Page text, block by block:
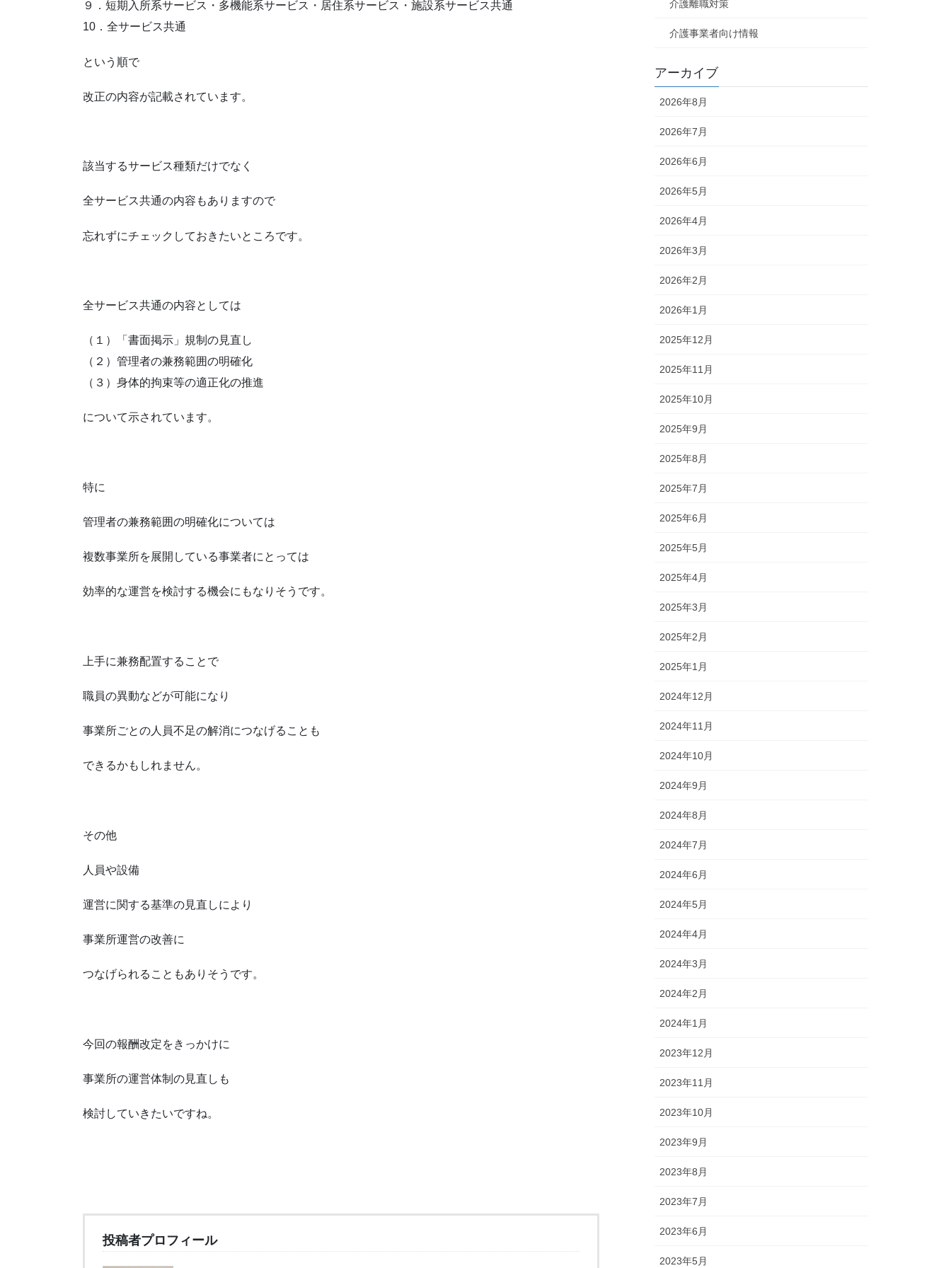
９．短期入所系サービス・多機能系サービス・居住系サービス・施設系サービス共通
10．全サービス共通
という順で
改正の内容が記載されています。
該当するサービス種類だけでなく
全サービス共通の内容もありますので
忘れずにチェックしておきたいところです。
全サービス共通の内容としては
（１）「書面掲示」規制の見直し
（２）管理者の兼務範囲の明確化
（３）身体的拘束等の適正化の推進
について示されています。
特に
管理者の兼務範囲の明確化については
複数事業所を展開している事業者にとっては
効率的な運営を検討する機会にもなりそうです。
上手に兼務配置することで
職員の異動などが可能になり
事業所ごとの人員不足の解消につなげることも
できるかもしれません。
その他
人員や設備
運営に関する基準の見直しにより
事業所運営の改善に
つなげられることもありそうです。
今回の報酬改定をきっかけに
事業所の運営体制の見直しも
検討していきたいですね。
投稿者プロフィール
介護離職対策
介護事業者向け情報
アーカイブ
2026年8月
2026年7月
2026年6月
2026年5月
2026年4月
2026年3月
2026年2月
2026年1月
2025年12月
2025年11月
2025年10月
2025年9月
2025年8月
2025年7月
2025年6月
2025年5月
2025年4月
2025年3月
2025年2月
2025年1月
2024年12月
2024年11月
2024年10月
2024年9月
2024年8月
2024年7月
2024年6月
2024年5月
2024年4月
2024年3月
2024年2月
2024年1月
2023年12月
2023年11月
2023年10月
2023年9月
2023年8月
2023年7月
2023年6月
2023年5月